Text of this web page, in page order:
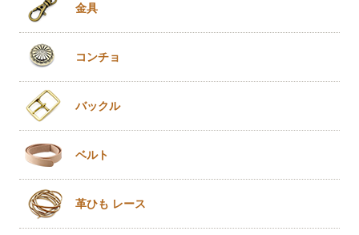
金具
コンチョ
バックル
ベルト
革ひも レース